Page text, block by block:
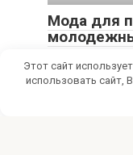
Мода для
по
Мечтаешь о
успешный
Этот сайт
использовать сайт,